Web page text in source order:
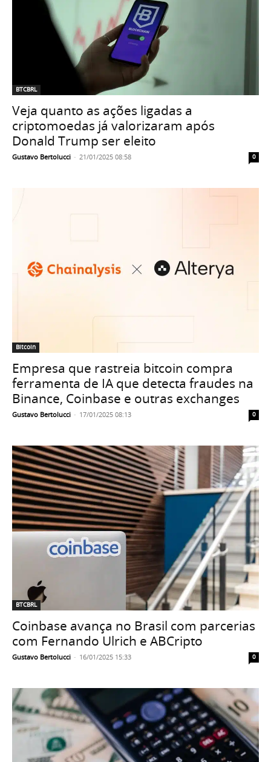
BTCBRL
Veja quanto as ações ligadas a
criptomoedas já valorizaram após
Donald Trump ser eleito
Gustavo Bertolucci - 21/01/2025 08:58 0
Bitcoin
Empresa que rastreia bitcoin compra
ferramenta de IA que detecta fraudes na
Binance, Coinbase e outras exchanges
Gustavo Bertolucci - 17/01/2025 08:13 0
BTCBRL
Coinbase avança no Brasil com parcerias
com Fernando Ulrich e ABCripto
Gustavo Bertolucci - 16/01/2025 15:33 0